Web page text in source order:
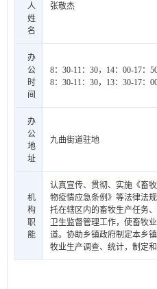
人
姓
名
张敬杰
办
公
时
间
8：30-11：30，14：00-17：
8：30-11：30，13：30-17：
办
公
地
址
九曲街道驻地
机
构
职
能
认真宣传、贯彻、实施《畜
物疫情应急条例》等法律法
托在辖区内的畜牧生产任务
卫生监督管理工作，使畜牧
道。协助乡镇政府制定本乡
牧业生产调查、统计，制定